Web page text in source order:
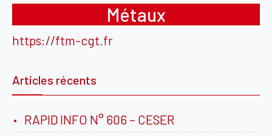
Métaux
https://ftm-cgt.fr
Articles récents
RAPID INFO N° 606 – CESER